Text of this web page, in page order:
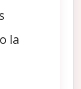
la